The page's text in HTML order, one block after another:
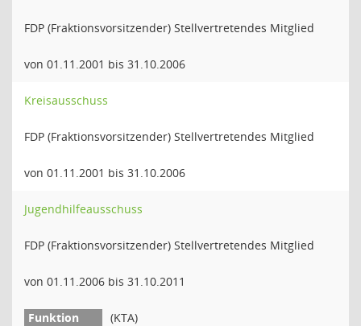
FDP (Fraktionsvorsitzender) Stellvertretendes Mitglied
von 01.11.2001 bis 31.10.2006
Kreisausschuss
FDP (Fraktionsvorsitzender) Stellvertretendes Mitglied
von 01.11.2001 bis 31.10.2006
Jugendhilfeausschuss
FDP (Fraktionsvorsitzender) Stellvertretendes Mitglied
von 01.11.2006 bis 31.10.2011
(KTA)